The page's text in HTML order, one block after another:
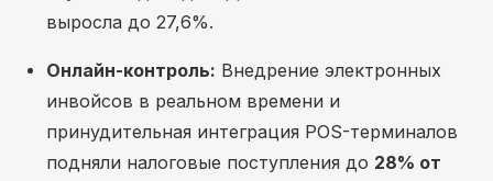
выросла до 27,6%.
Онлайн-контроль: Внедрение электронных
инвойсов в реальном времени и
принудительная интеграция POS-терминалов
подняли налоговые поступления до 28% от